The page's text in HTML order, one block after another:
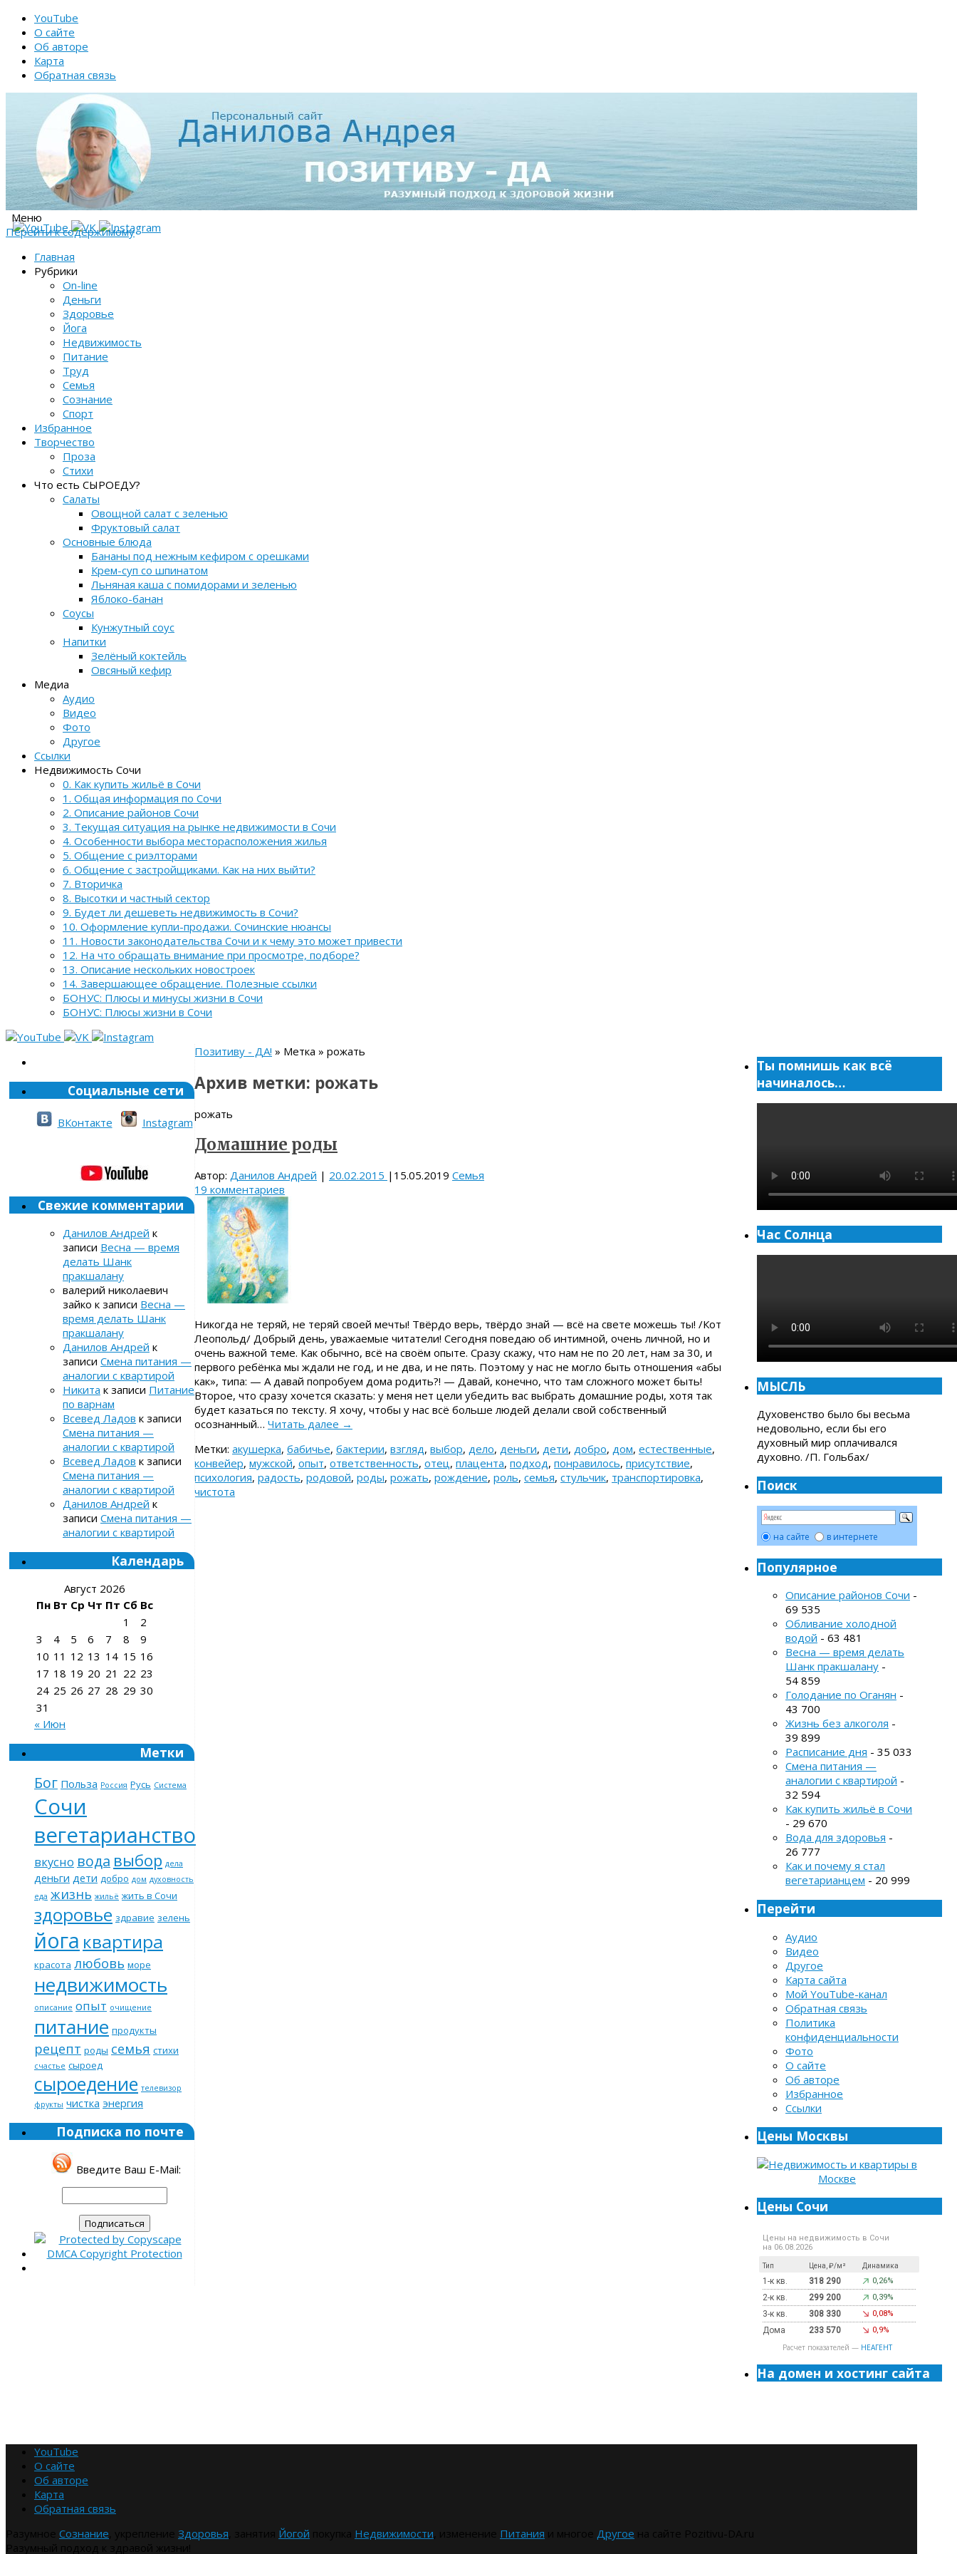
YouTube
О сайте
Об авторе
Карта
Обратная связь
Меню
Перейти к содержимому
Главная
Рубрики
On-line
Деньги
Здоровье
Йога
Недвижимость
Питание
Труд
Семья
Сознание
Спорт
Избранное
Творчество
Проза
Стихи
Что есть СЫРОЕДУ?
Салаты
Овощной салат с зеленью
Фруктовый салат
Основные блюда
Бананы под нежным кефиром с орешками
Крем-суп со шпинатом
Льняная каша с помидорами и зеленью
Яблоко-банан
Соусы
Кунжутный соус
Напитки
Зелёный коктейль
Овсяный кефир
Медиа
Аудио
Видео
Фото
Другое
Ссылки
Недвижимость Сочи
0. Как купить жильё в Сочи
1. Общая информация по Сочи
2. Описание районов Сочи
3. Текущая ситуация на рынке недвижимости в Сочи
4. Особенности выбора месторасположения жилья
5. Общение с риэлторами
6. Общение с застройщиками. Как на них выйти?
7. Вторичка
8. Высотки и частный сектор
9. Будет ли дешеветь недвижимость в Сочи?
10. Оформление купли-продажи. Сочинские нюансы
11. Новости законодательства Сочи и к чему это может привести
12. На что обращать внимание при просмотре, подборе?
13. Описание нескольких новостроек
14. Завершающее обращение. Полезные ссылки
БОНУС: Плюсы и минусы жизни в Сочи
БОНУС: Плюсы жизни в Сочи
Позитиву - ДА! » Метка » рожать
Архив метки: рожать
рожать
Домашние роды
Автор: Данилов Андрей | 20.02.2015 | 15.05.2019 Семья
19 комментариев
Никогда не теряй, не теряй своей мечты! Твёрдо верь, твёрдо знай — всё на свете можешь ты! /Кот
Леопольд/ Добрый день, уважаемые читатели! Сегодня поведаю об интимной, очень личной, но и
очень важной теме. Как обычно, всё на своём опыте. Сразу скажу, что нам не по 20 лет, нам за 30, и
первого ребёнка мы ждали не год, и не два, и не пять. Поэтому у нас не могло быть отношения «абы
как», типа: — А давай попробуем дома родить?! — Давай, конечно, что там сложного может быть!
Второе, что сразу хочется сказать: у меня нет цели убедить вас выбрать домашние роды, хотя так
будет казаться по тексту. Я хочу, чтобы у нас всё больше людей делали свой собственный
осознанный… Читать далее →
Метки: акушерка, бабичье, бактерии, взгляд, выбор, дело, деньги, дети, добро, дом, естественные,
конвейер, мужской, опыт, ответственность, отец , плацента, подход, понравилось, присутствие,
психология, радость, родовой, роды, рожать, рождение, роль, семья, стульчик, транспортировка,
чистота
Социальные сети
ВКонтакте Instagram
Свежие комментарии
Данилов Андрей к
записи Весна — время
делать Шанк
пракшалану
валерий николаевич
зайко к записи Весна —
время делать Шанк
пракшалану
Данилов Андрей к
записи Смена питания —
аналогии с квартирой
Никита к записи Питание
по варнам
Всевед Ладов к записи
Смена питания —
аналогии с квартирой
Всевед Ладов к записи
Смена питания —
аналогии с квартирой
Данилов Андрей к
записи Смена питания —
аналогии с квартирой
Календарь
Август 2026
Пн Вт Ср Чт Пт Сб Вс
1
2
3
4 5 6 7 8
9
10 11 12 13 14 15 16
17 18 19 20 21 22 23
24 25 26 27 28 29 30
31
« Июн
Метки
Бог Польза Россия Русь Система
Сочи
вегетарианство
вкусно вода выбор дела
деньги дети добро дом духовность
еда жизнь жильё жить в Сочи
здоровье здравие зелень
йога квартира
красота любовь море
недвижимость
описание опыт очищение
питание продукты
рецепт роды семья стихи
счастье сыроед
сыроедение телевизор
фрукты чистка энергия
Подписка по почте
Введите Ваш E-Mail:
Ты помнишь как всё
начиналось…
Час Солнца
МЫСЛЬ
Духовенство было бы весьма
недовольно, если бы его
духовный мир оплачивался
духовно. /П. Гольбах/
Поиск
на сайте в интернете
Популярное
Описание районов Сочи -
69 535
Обливание холодной
водой - 63 481
Весна — время делать
Шанк пракшалану -
54 859
Голодание по Оганян -
43 700
Жизнь без алкоголя -
39 899
Расписание дня - 35 033
Смена питания —
аналогии с квартирой -
32 594
Как купить жильё в Сочи
- 29 670
Вода для здоровья -
26 777
Как и почему я стал
вегетарианцем - 20 999
Перейти
Аудио
Видео
Другое
Карта сайта
Мой YouTube-канал
Обратная связь
Политика
конфиденциальности
Фото
О сайте
Об авторе
Избранное
Ссылки
Цены Москвы
Цены Сочи
Цены на недвижимость в Сочи
на 06.08.2026
Тип Цена, ₽/м² Динамика
1-к кв. 318 290 0,26%
2-к кв. 299 200 0,39%
3-к кв. 308 330 0,08%
Дома 233 570 0,9%
Расчет показателей — НЕАГЕНТ
На домен и хостинг сайта
YouTube
О сайте
Об авторе
Карта
Обратная связь
Сознание Здоровья Йогой Недвижимости Питания Другое